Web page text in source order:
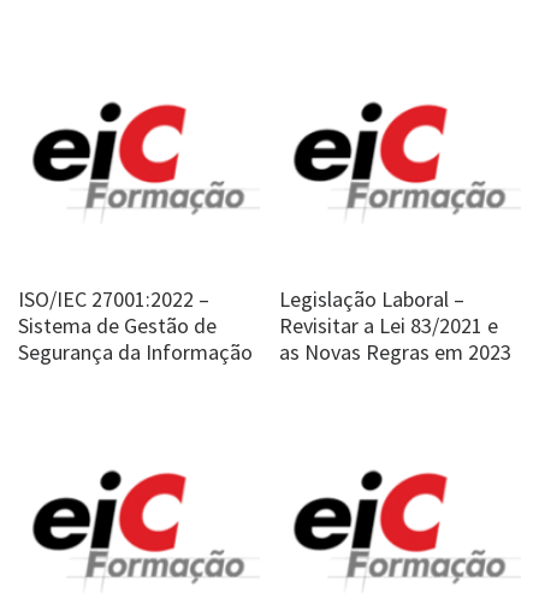
ISO/IEC 27001:2022 –
Sistema de Gestão de
Segurança da Informação
Legislação Laboral –
Revisitar a Lei 83/2021 e
as Novas Regras em 2023